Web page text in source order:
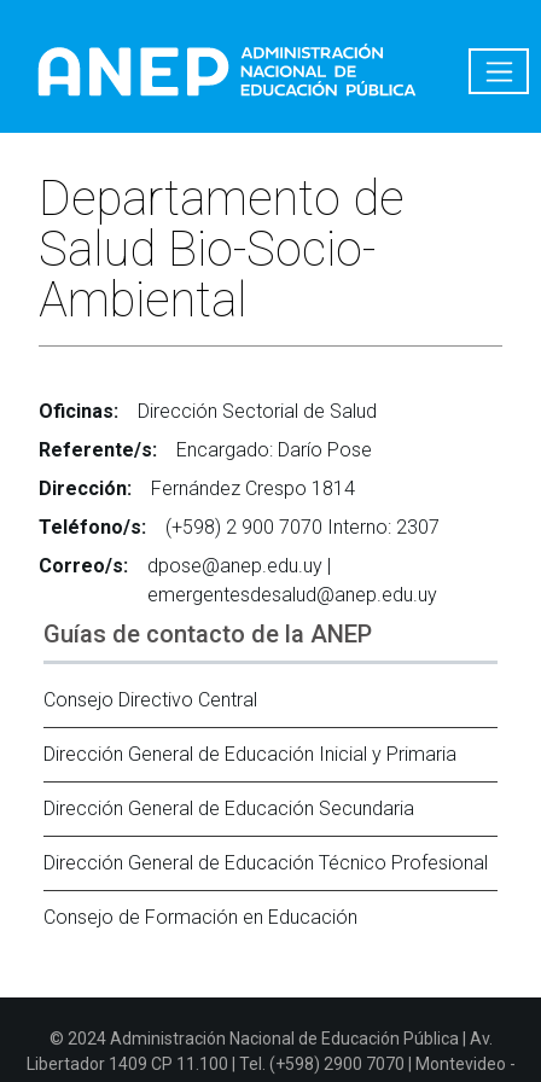
Departamento de
Salud Bio-Socio-
Ambiental
Oficinas:
Dirección Sectorial de Salud
Referente/s:
Encargado: Darío Pose
Dirección:
Fernández Crespo 1814
Teléfono/s:
(+598) 2 900 7070 Interno: 2307
Correo/s:
dpose@anep.edu.uy |
emergentesdesalud@anep.edu.uy
Guías de contacto de la ANEP
Consejo Directivo Central
Dirección General de Educación Inicial y Primaria
Dirección General de Educación Secundaria
Dirección General de Educación Técnico Profesional
Consejo de Formación en Educación
© 2024 Administración Nacional de Educación Pública | Av.
Libertador 1409 CP 11.100 | Tel. (+598) 2900 7070 | Montevideo -